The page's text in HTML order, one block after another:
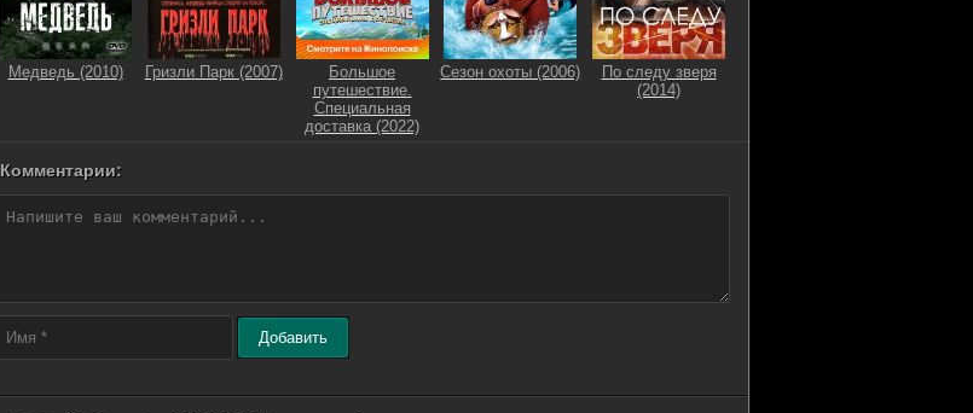
Медведь (2010) Гризли Парк (2007)
Большое
путешествие.
Специальная
доставка (2022)
Сезон охоты (2006)
По следу зверя
(2014)
Комментарии:
Добавить